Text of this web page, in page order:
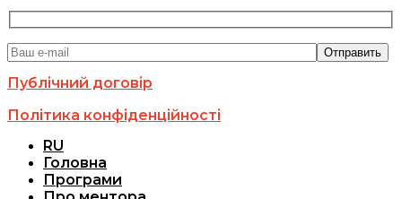
Публічний договір
Політика конфіденційності
RU
Головна
Програми